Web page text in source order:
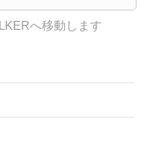
へ移動します